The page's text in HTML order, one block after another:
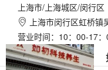
上海市/上海城区/闵行区

上海市闵行区虹桥
营业时间：10：00-17：